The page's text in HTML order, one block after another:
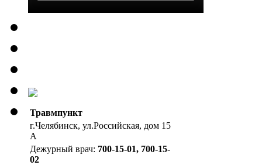
Травмпункт
г.Челябинск, ул.Российская, дом 15
А
Дежурный врач: 700-15-01, 700-15-
02